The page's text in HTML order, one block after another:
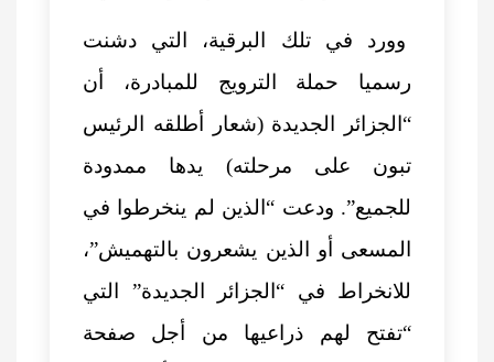
وورد في تلك البرقية، التي دشنت
رسميا حملة الترويج للمبادرة، أن
“الجزائر الجديدة (شعار أطلقه الرئيس
تبون على مرحلته) يدها ممدودة
للجميع”. ودعت “الذين لم ينخرطوا في
المسعى أو الذين يشعرون بالتهميش”،
للانخراط في “الجزائر الجديدة” التي
“تفتح لهم ذراعيها من أجل صفحة